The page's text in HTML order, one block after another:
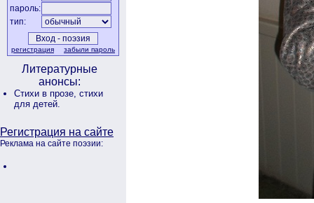
пароль:
тип:
регистрация забыли пароль
Литературные
анонсы:
Стихи в прозе, стихи
для детей.
Регистрация на сайте
Реклама на сайте поэзии: